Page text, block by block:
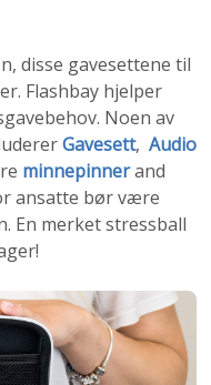
disse gavesettene til
Flashbay hjelper
Noen av
Gavesett, Audio
minnepinnerand
ansatte bør være
En merket stressball